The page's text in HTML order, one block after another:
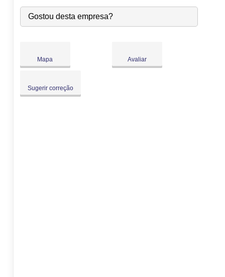
Qua:
09:00-18:00
Qui:
09:00-18:00
Gostou desta empresa?
Mapa Avaliar
Sugerir correção